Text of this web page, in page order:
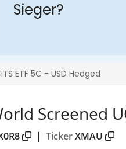
Screened
| TickerXMAU